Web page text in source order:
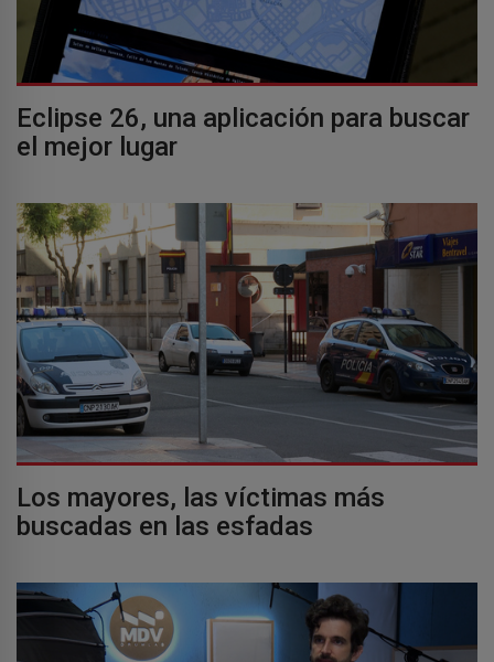
Eclipse 26, una aplicación para buscar
el mejor lugar
Los mayores, las víctimas más
buscadas en las esfadas